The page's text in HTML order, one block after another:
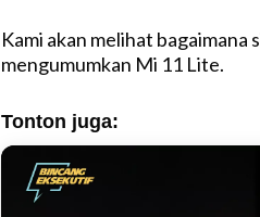
Kami akan melihat
mengumumkan Mi 11 Lite.
Tonton juga: